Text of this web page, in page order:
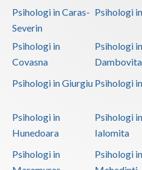
Interventie
Interventie
Interventie
Interventie psihoterapeutica
Interventie
Interventie
Logoterapie in tulburarile
Psihodiagnostic si evaluare
Psihologi in Caras-
Severin
Psihologi
Psihologi in
Covasna
Psihologi in
Dambovita
Psihologi in Giurgiu Psihologi
Psihologi in
Hunedoara
Psihologi in
Ialomita
Psihologi in
Psihologi in